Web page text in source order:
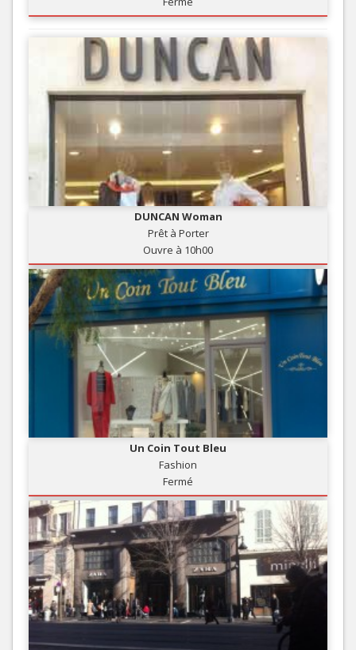
DUNCAN Woman
Prêt à Porter
Ouvre à 10h00
Un Coin Tout Bleu
Fashion
Fermé